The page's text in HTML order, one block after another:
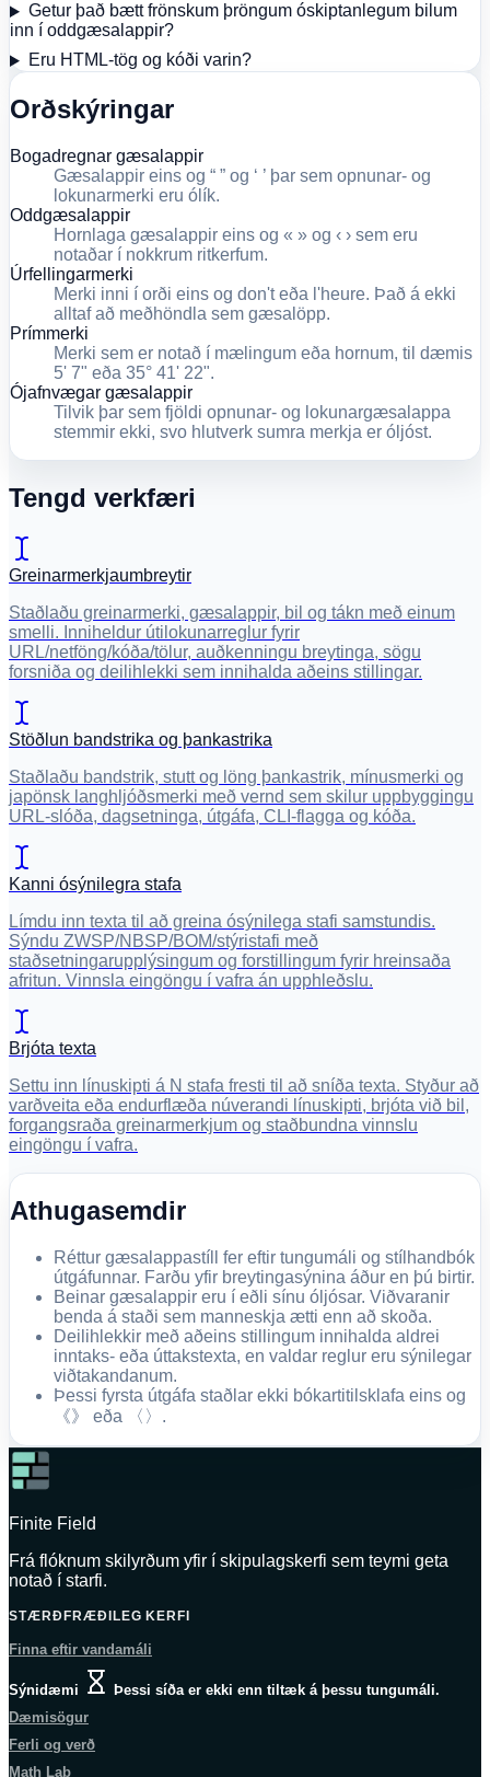
Getur það bætt frönskum þröngum óskiptanlegum bilum
inn í oddgæsalappir?
Eru HTML-tög og kóði varin?
Orðskýringar
Bogadregnar gæsalappir
Gæsalappir eins og “ ” og ‘ ’ þar sem opnunar- og
lokunarmerki eru ólík.
Oddgæsalappir
Hornlaga gæsalappir eins og « » og ‹ › sem eru
notaðar í nokkrum ritkerfum.
Úrfellingarmerki
Merki inni í orði eins og don't eða l'heure. Það á ekki
alltaf að meðhöndla sem gæsalöpp.
Prímmerki
Merki sem er notað í mælingum eða hornum, til dæmis
5' 7" eða 35° 41' 22".
Ójafnvægar gæsalappir
Tilvik þar sem fjöldi opnunar- og lokunargæsalappa
stemmir ekki, svo hlutverk sumra merkja er óljóst.
Tengd verkfæri
Greinarmerkjaumbreytir
Staðlaðu greinarmerki, gæsalappir, bil og tákn með einum
smelli. Inniheldur útilokunarreglur fyrir
URL/netföng/kóða/tölur, auðkenningu breytinga, sögu
forsniða og deilihlekki sem innihalda aðeins stillingar.
Stöðlun bandstrika og þankastrika
Staðlaðu bandstrik, stutt og löng þankastrik, mínusmerki og
japönsk langhljóðsmerki með vernd sem skilur uppbyggingu
URL-slóða, dagsetninga, útgáfa, CLI-flagga og kóða.
Kanni ósýnilegra stafa
Límdu inn texta til að greina ósýnilega stafi samstundis.
Sýndu ZWSP/NBSP/BOM/stýristafi með
staðsetningarupplýsingum og forstillingum fyrir hreinsaða
afritun. Vinnsla eingöngu í vafra án upphleðslu.
Brjóta texta
Settu inn línuskipti á N stafa fresti til að sníða texta. Styður að
varðveita eða endurflæða núverandi línuskipti, brjóta við bil,
forgangsraða greinarmerkjum og staðbundna vinnslu
eingöngu í vafra.
Athugasemdir
Réttur gæsalappastíll fer eftir tungumáli og stílhandbók
útgáfunnar. Farðu yfir breytingasýnina áður en þú birtir.
Beinar gæsalappir eru í eðli sínu óljósar. Viðvaranir
benda á staði sem manneskja ætti enn að skoða.
Deilihlekkir með aðeins stillingum innihalda aldrei
inntaks- eða úttakstexta, en valdar reglur eru sýnilegar
viðtakandanum.
Þessi fyrsta útgáfa staðlar ekki bókartitilsklafa eins og
《》 eða 〈〉.
Finite Field
Frá flóknum skilyrðum yfir í skipulagskerfi sem teymi geta
notað í starfi.
STÆRÐFRÆÐILEG KERFI
Finna eftir vandamáli
Sýnidæmi
Þessi síða er ekki enn tiltæk á þessu tungumáli.
Dæmisögur
Ferli og verð
Math Lab